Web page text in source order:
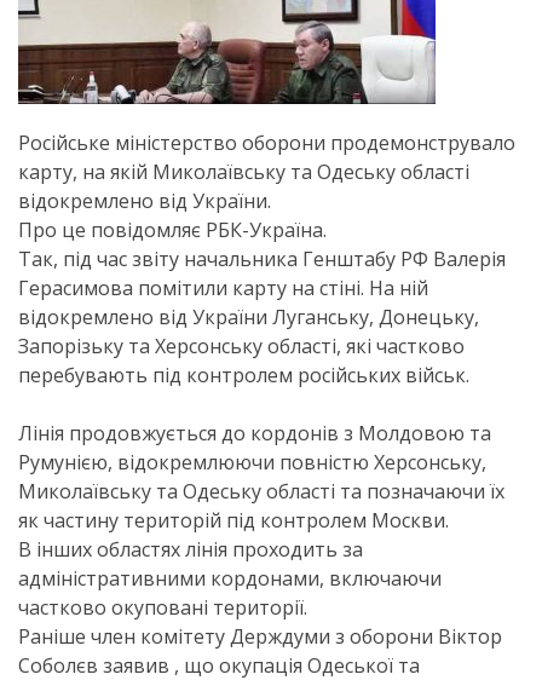
Російське міністерство оборони продемонструвало
карту, на якій Миколаївську та Одеську області
відокремлено від України.
Про це повідомляє РБК-Україна.
Так, під час звіту начальника Генштабу РФ Валерія
Герасимова помітили карту на стіні. На ній
відокремлено від України Луганську, Донецьку,
Запорізьку та Херсонську області, які частково
перебувають під контролем російських військ.
Лінія продовжується до кордонів з Молдовою та
Румунією, відокремлюючи повністю Херсонську,
Миколаївську та Одеську області та позначаючи їх
як частину територій під контролем Москви.
В інших областях лінія проходить за
адміністративними кордонами, включаючи
частково окуповані території.
Раніше член комітету Держдуми з оборони Віктор
Соболєв заявив , що окупація Одеської та